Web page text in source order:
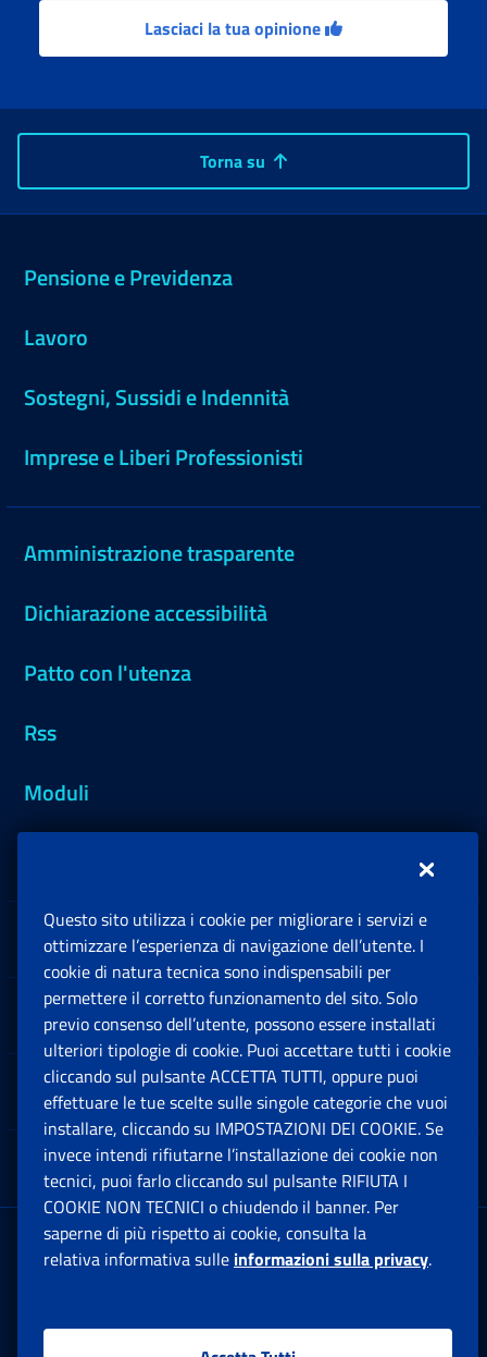
Lasciaci la tua opinione
Torna su
Pensione e Previdenza
Lavoro
Sostegni, Sussidi e Indennità
Imprese e Liberi Professionisti
Amministrazione trasparente
Dichiarazione accessibilità
Patto con l'utenza
Rss
Moduli
Sedi e Contatti
Software
Note Legali
App mobile
Sede Legale : Via Ciro il Grande, 21
00144 Roma
Questo sito utilizza i cookie per migliorare i servizi e
ottimizzare l’esperienza di navigazione dell’utente. I
cookie di natura tecnica sono indispensabili per
permettere il corretto funzionamento del sito. Solo
previo consenso dell’utente, possono essere installati
ulteriori tipologie di cookie. Puoi accettare tutti i cookie
cliccando sul pulsante ACCETTA TUTTI, oppure puoi
effettuare le tue scelte sulle singole categorie che vuoi
installare, cliccando su IMPOSTAZIONI DEI COOKIE. Se
invece intendi rifiutarne l’installazione dei cookie non
tecnici, puoi farlo cliccando sul pulsante RIFIUTA I
COOKIE NON TECNICI o chiudendo il banner. Per
saperne di più rispetto ai cookie, consulta la
relativa informativa sulle informazioni sulla privacy.